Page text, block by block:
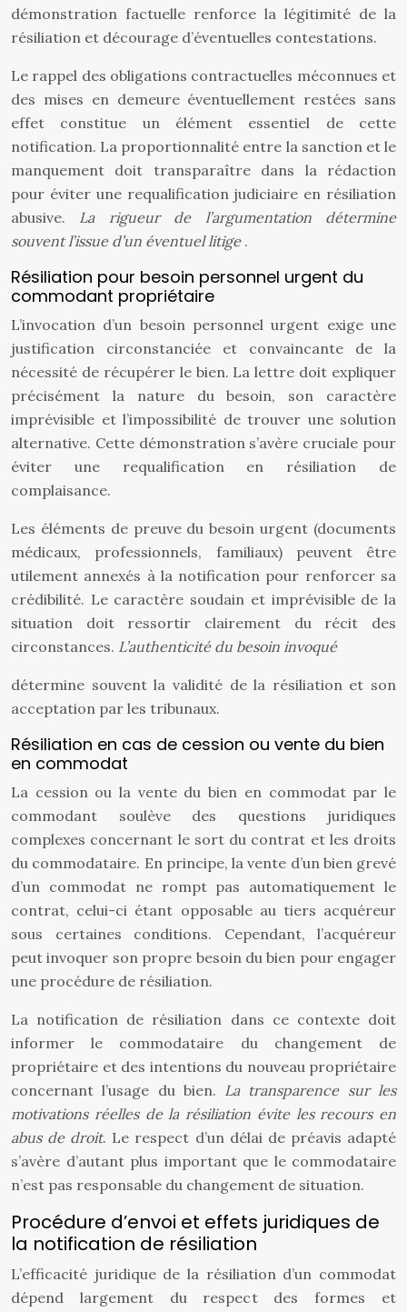
démonstration factuelle renforce la légitimité de la
résiliation et décourage d’éventuelles contestations.
Le rappel des obligations contractuelles méconnues et
des mises en demeure éventuellement restées sans
effet constitue un élément essentiel de cette
notification. La proportionnalité entre la sanction et le
manquement doit transparaître dans la rédaction
pour éviter une requalification judiciaire en résiliation
abusive. La rigueur de l’argumentation détermine
souvent l’issue d’un éventuel litige .
Résiliation pour besoin personnel urgent du
commodant propriétaire
L’invocation d’un besoin personnel urgent exige une
justification circonstanciée et convaincante de la
nécessité de récupérer le bien. La lettre doit expliquer
précisément la nature du besoin, son caractère
imprévisible et l’impossibilité de trouver une solution
alternative. Cette démonstration s’avère cruciale pour
éviter une requalification en résiliation de
complaisance.
Les éléments de preuve du besoin urgent (documents
médicaux, professionnels, familiaux) peuvent être
utilement annexés à la notification pour renforcer sa
crédibilité. Le caractère soudain et imprévisible de la
situation doit ressortir clairement du récit des
circonstances. L’authenticité du besoin invoqué
détermine souvent la validité de la résiliation et son
acceptation par les tribunaux.
Résiliation en cas de cession ou vente du bien
en commodat
La cession ou la vente du bien en commodat par le
commodant soulève des questions juridiques
complexes concernant le sort du contrat et les droits
du commodataire. En principe, la vente d’un bien grevé
d’un commodat ne rompt pas automatiquement le
contrat, celui-ci étant opposable au tiers acquéreur
sous certaines conditions. Cependant, l’acquéreur
peut invoquer son propre besoin du bien pour engager
une procédure de résiliation.
La notification de résiliation dans ce contexte doit
informer le commodataire du changement de
propriétaire et des intentions du nouveau propriétaire
concernant l’usage du bien. La transparence sur les
motivations réelles de la résiliation évite les recours en
abus de droit. Le respect d’un délai de préavis adapté
s’avère d’autant plus important que le commodataire
n’est pas responsable du changement de situation.
Procédure d’envoi et effets juridiques de
la notification de résiliation
L’efficacité juridique de la résiliation d’un commodat
dépend largement du respect des formes et